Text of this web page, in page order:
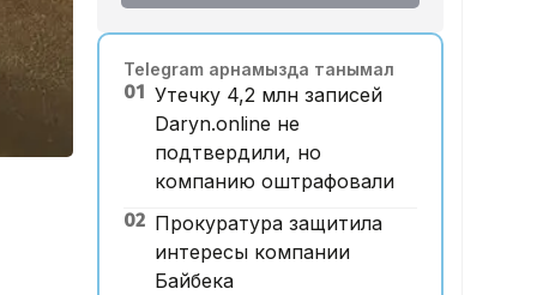
мәнін түсіндірді
16:26, 06 Тамыз 2026
«Уахабист емеспін»: Бекболат
Тілеухан діни ұстанымына
қатысты жауап берді
14:52, 06 Тамыз 2026
Қазақстанда 2 млн теңге
жалақы қай саланың
Telegram арнамызда танымал
01 Утечку 4,2 млн записей
Daryn.online не
подтвердили, но
компанию оштрафовали
02 Прокуратура защитила
интересы компании
Байбека